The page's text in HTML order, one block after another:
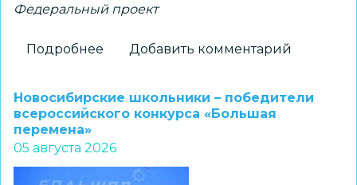
Федеральный проект
Подробнее
установит
региона
Добавить комментарий
Новосибирские школьники – победители
всероссийского конкурса «Большая
перемена»
05 августа 2026